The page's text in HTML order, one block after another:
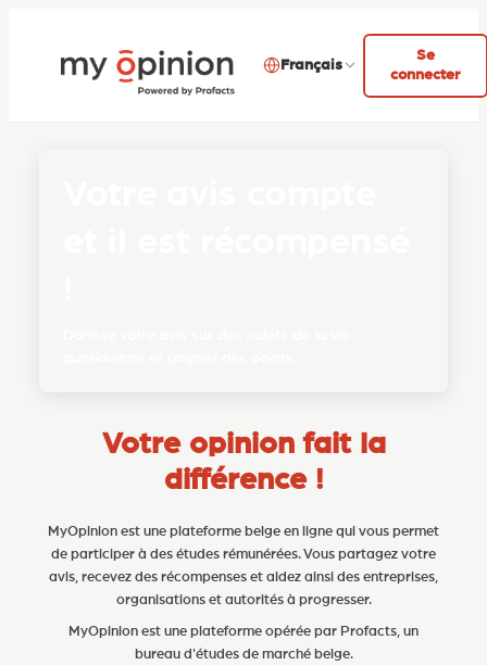
Français
Se
connecter
Votre opinion fait la
différence !
MyOpinion est une plateforme belge en ligne qui vous permet
de participer à des études rémunérées. Vous partagez votre
avis, recevez des récompenses et aidez ainsi des entreprises,
organisations et autorités à progresser.
MyOpinion est une plateforme opérée par Profacts, un
bureau d'études de marché belge.